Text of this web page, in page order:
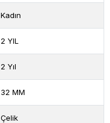
Kadın
2 YIL
2 Yıl
32 MM
Çelik